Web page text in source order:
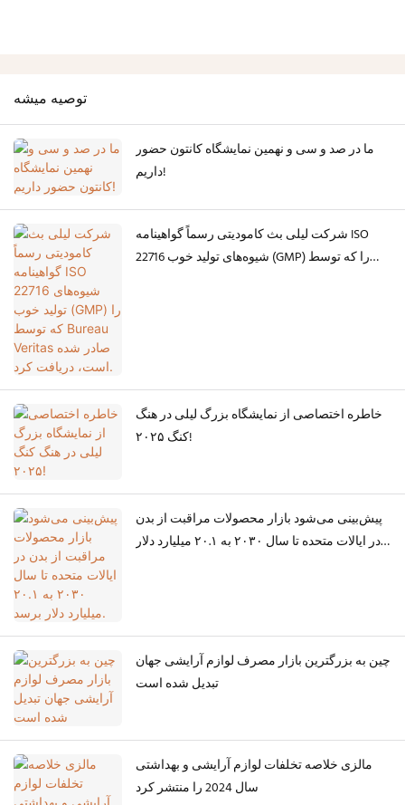
توصيه ميشه
ما در صد و سی و نهمین نمایشگاه کانتون حضور
داریم!
شرکت لیلی بث کامودیتی رسماً گواهینامه ISO
22716 شیوه‌های تولید خوب (GMP) را که توسط
خاطره اختصاصی از نمایشگاه بزرگ لیلی در هنگ
کنگ ۲۰۲۵!
پیش‌بینی می‌شود بازار محصولات مراقبت از بدن
در ایالات متحده تا سال ۲۰۳۰ به ۲۰.۱ میلیارد دلار
چین به بزرگترین بازار مصرف لوازم آرایشی جهان
تبدیل شده است
مالزی خلاصه تخلفات لوازم آرایشی و بهداشتی
سال 2024 را منتشر کرد